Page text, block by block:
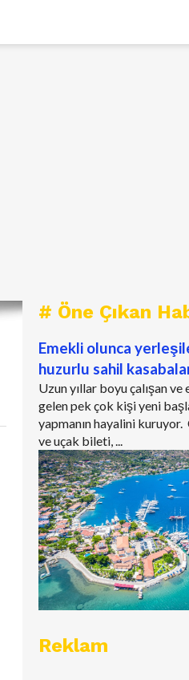
# Öne Çıkan
Emekli olunca
huzurlu sahil
Uzun yıllar boyu çalışan
gelen pek çok kişi yeni
yapmanın hayalini
ve uçak bileti, ...
Reklam